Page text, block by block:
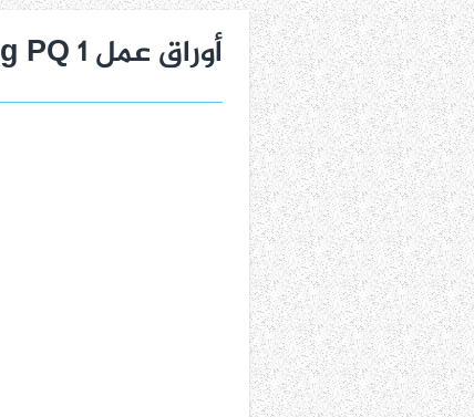
أوراق عمل Reading PQ 1 لغة إنجليزية صف سادس فصل ثالث